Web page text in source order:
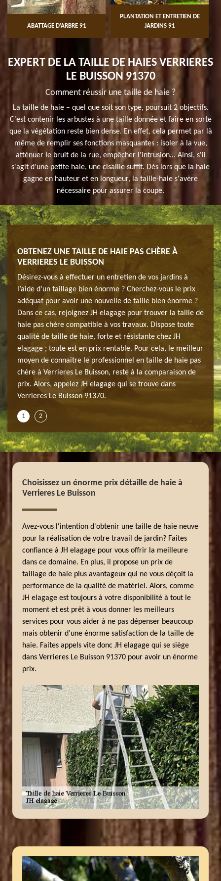
ABATTAGE D'ARBRE 91
PLANTATION ET ENTRETIEN DE
JARDINS 91
EXPERT DE LA TAILLE DE HAIES VERRIERES
LE BUISSON 91370
Comment réussir une taille de haie ?
La taille de haie – quel que soit son type, poursuit 2 objectifs.
C’est contenir les arbustes à une taille donnée et faire en sorte
que la végétation reste bien dense. En effet, cela permet par là
même de remplir ses fonctions masquantes : isoler à la vue,
atténuer le bruit de la rue, empêcher l'intrusion... Ainsi, s'il
s'agit d'une petite haie, une cisaille suffit. Dès lors que la haie
gagne en hauteur et en longueur, la taille-haie s'avère
nécessaire pour assurer la coupe.
OBTENEZ UNE TAILLE DE HAIE PAS CHÈRE À
VERRIERES LE BUISSON
Désirez-vous à effectuer un entretien de vos jardins à
l’aide d’un taillage bien énorme ? Cherchez-vous le prix
adéquat pour avoir une nouvelle de taille bien énorme ?
Dans ce cas, rejoignez JH elagage pour trouver la taille de
haie pas chère compatible à vos travaux. Dispose toute
qualité de taille de haie, forte et résistante chez JH
elagage ; toute est en prix rentable. Pour cela, le meilleur
moyen de connaitre le professionnel en taille de haie pas
chère à Verrieres Le Buisson, reste à la comparaison de
prix. Alors, appelez JH elagage qui se trouve dans
Verrieres Le Buisson 91370.
pas
soit
et
1 2
Choisissez un énorme prix détaille de haie à
Verrieres Le Buisson
Avez-vous l'intention d'obtenir une taille de haie neuve
pour la réalisation de votre travail de jardin? Faites
confiance à JH elagage pour vous offrir la meilleure
dans ce domaine. En plus, il propose un prix de
taillage de haie plus avantageux qui ne vous déçoit la
performance de la qualité de matériel. Alors, comme
JH elagage est toujours à votre disponibilité à tout le
moment et est prêt à vous donner les meilleurs
services pour vous aider à ne pas dépenser beaucoup
mais obtenir d’une énorme satisfaction de la taille de
haie. Faites appels vite donc JH elagage qui se siège
dans Verrieres Le Buisson 91370 pour avoir un énorme
prix.